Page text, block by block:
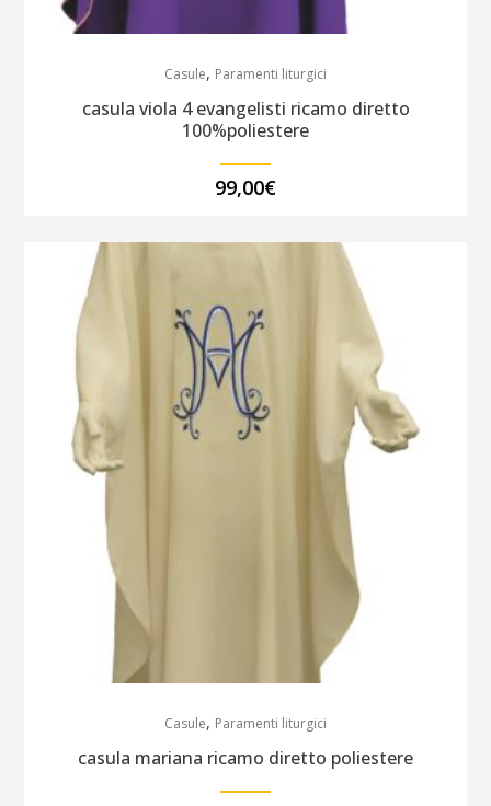
Casule, Paramenti liturgici
casula viola 4 evangelisti ricamo diretto
100%poliestere
99,00€
Casule, Paramenti liturgici
casula mariana ricamo diretto poliestere